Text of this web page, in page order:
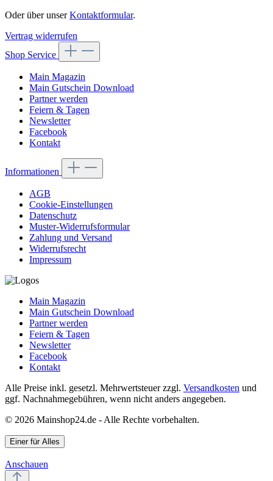
Oder über unserKontaktformular.
Vertrag widerrufen
Shop Service
Main Magazin
Main Gutschein Download
Partner werden
Feiern & Tagen
Newsletter
Facebook
Kontakt
Informationen
AGB
Cookie-Einstellungen
Datenschutz
Muster-Widerrufsformular
Zahlung und Versand
Widerrufsrecht
Impressum
Main Magazin
Main Gutschein Download
Partner werden
Feiern & Tagen
Newsletter
Facebook
Kontakt
Alle Preise inkl. gesetzl. Mehrwertsteuer zzgl. Versandkosten und
ggf. Nachnahmegebühren, wenn nicht anders angegeben.
© 2026 Mainshop24.de - Alle Rechte vorbehalten.
Einer für Alles
Anschauen